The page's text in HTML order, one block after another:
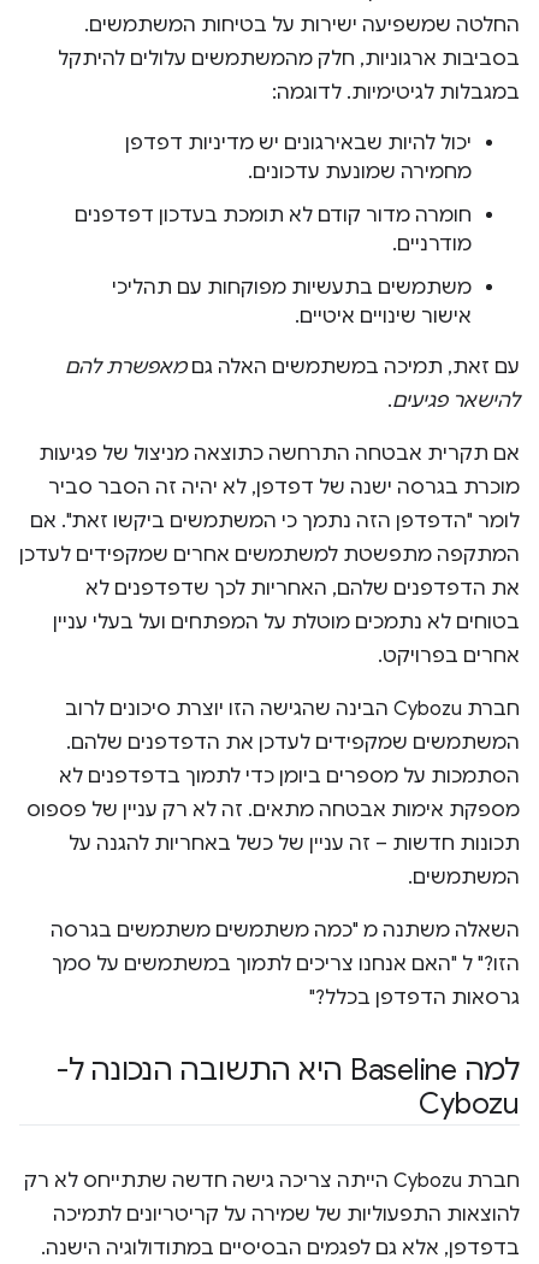
החלטה שמשפיעה ישירות על בטיחות המשתמשים.
בסביבות ארגוניות, חלק מהמשתמשים עלולים להיתקל
במגבלות לגיטימיות. לדוגמה:
יכול להיות שבאירגונים יש מדיניות דפדפן
מחמירה שמונעת עדכונים.
חומרה מדור קודם לא תומכת בעדכון דפדפנים
מודרניים.
משתמשים בתעשיות מפוקחות עם תהליכי
אישור שינויים איטיים.
עם זאת, תמיכה במשתמשים האלה גםמאפשרת להם
להישאר פגיעים.
אם תקרית אבטחה התרחשה כתוצאה מניצול של פגיעות
מוכרת בגרסה ישנה של דפדפן, לא יהיה זה הסבר סביר
לומר "הדפדפן הזה נתמך כי המשתמשים ביקשו זאת". אם
המתקפה מתפשטת למשתמשים אחרים שמקפידים לעדכן
את הדפדפנים שלהם, האחריות לכך שדפדפנים לא
בטוחים לא נתמכים מוטלת על המפתחים ועל בעלי עניין
אחרים בפרויקט.
חברת Cybozu הבינה שהגישה הזו יוצרת סיכונים לרוב
המשתמשים שמקפידים לעדכן את הדפדפנים שלהם.
הסתמכות על מספרים ביומן כדי לתמוך בדפדפנים לא
מספקת אימות אבטחה מתאים. זה לא רק עניין של פספוס
תכונות חדשות – זה עניין של כשל באחריות להגנה על
המשתמשים.
השאלה משתנה מ "כמה משתמשים משתמשים בגרסה
הזו?" ל "האם אנחנו צריכים לתמוך במשתמשים על סמך
גרסאות הדפדפן בכלל?"
למה Baseline היא התשובה הנכונה ל-
Cybozu
חברת Cybozu הייתה צריכה גישה חדשה שתתייחס לא רק
להוצאות התפעוליות של שמירה על קריטריונים לתמיכה
בדפדפן, אלא גם לפגמים הבסיסיים במתודולוגיה הישנה.